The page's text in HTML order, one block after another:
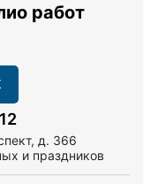
работ
д. 366
и праздников